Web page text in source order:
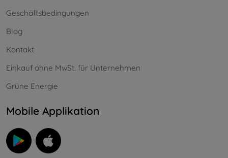
Geschäftsbedingungen
Blog
Kontakt
Einkauf ohne MwSt. für Unternehmen
Grüne Energie
Mobile Applikation